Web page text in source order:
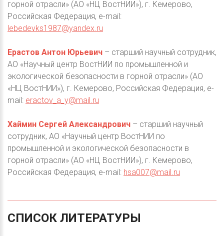
горной отрасли» (АО «НЦ ВостНИИ»), г. Кемерово,
Российская Федерация, e-mail:
lebedevks1987@yandex.ru
Ерастов Антон Юрьевич – старший научный сотрудник,
АО «Научный центр ВостНИИ по промышленной и
экологической безопасности в горной отрасли» (АО
«НЦ ВостНИИ»), г. Кемерово, Российская Федерация, e-
mail: eractov_a_y@mail.ru
Хаймин Сергей Александрович – старший научный
сотрудник, АО «Научный центр ВостНИИ по
промышленной и экологической безопасности в
горной отрасли» (АО «НЦ ВостНИИ»), г. Кемерово,
Российская Федерация, е-mail: hsa007@mail.ru
СПИСОК ЛИТЕРАТУРЫ